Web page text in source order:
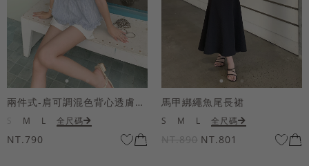
兩件式-肩可調混色背心透膚上衣套組
M L 全尺碼
NT.790
馬甲綁繩魚尾長裙
S M L 全尺碼
NT.890 NT.801